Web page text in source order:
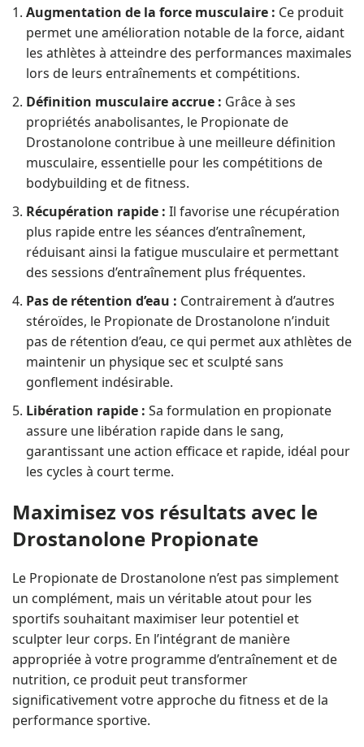
Augmentation de la force musculaire : Ce produit
permet une amélioration notable de la force, aidant
les athlètes à atteindre des performances maximales
lors de leurs entraînements et compétitions.
Définition musculaire accrue : Grâce à ses
propriétés anabolisantes, le Propionate de
Drostanolone contribue à une meilleure définition
musculaire, essentielle pour les compétitions de
bodybuilding et de fitness.
Récupération rapide : Il favorise une récupération
plus rapide entre les séances d’entraînement,
réduisant ainsi la fatigue musculaire et permettant
des sessions d’entraînement plus fréquentes.
Pas de rétention d’eau : Contrairement à d’autres
stéroïdes, le Propionate de Drostanolone n’induit
pas de rétention d’eau, ce qui permet aux athlètes de
maintenir un physique sec et sculpté sans
gonflement indésirable.
Libération rapide : Sa formulation en propionate
assure une libération rapide dans le sang,
garantissant une action efficace et rapide, idéal pour
les cycles à court terme.
Maximisez vos résultats avec le
Drostanolone Propionate
Le Propionate de Drostanolone n’est pas simplement
un complément, mais un véritable atout pour les
sportifs souhaitant maximiser leur potentiel et
sculpter leur corps. En l’intégrant de manière
appropriée à votre programme d’entraînement et de
nutrition, ce produit peut transformer
significativement votre approche du fitness et de la
performance sportive.